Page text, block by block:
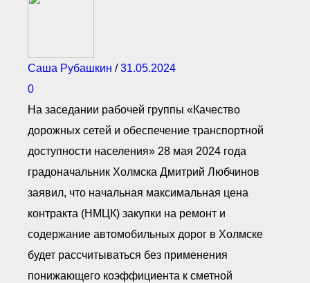
● Реестр членов
Застройщиков
● Реестр членов
Ассоциации — технических
заказчиков
Ассоциации с правом
● Реестр членов СРО
лаборатории
Архив реестров
Общественный контроль
Саша Рубашкин /31.05.2024
0
На заседании рабочей группы «Качество
дорожных сетей и обеспечение транспортной
доступности населения» 28 мая 2024 года
градоначальник Холмска Дмитрий Любчинов
заявил, что начальная максимальная цена
контракта (НМЦК) закупки на ремонт и
содержание автомобильных дорог в Холмске
будет рассчитываться без применения
понижающего коэффициента к сметной